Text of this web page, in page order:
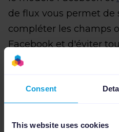
Consent
This website uses cookies
de flux vous permet
compléter les champs
Facebook et d'éviter
qui empêcherait vos